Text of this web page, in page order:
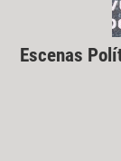
Escenas